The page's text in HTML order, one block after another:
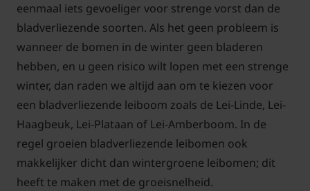
eenmaal iets gevoeliger voor strenge vorst dan de
bladverliezende soorten. Als het geen probleem is
wanneer de bomen in de winter geen bladeren
hebben, en u geen risico wilt lopen met een strenge
winter, dan raden we altijd aan om te kiezen voor
een bladverliezende leiboom zoals de Lei-Linde, Lei-
Haagbeuk, Lei-Plataan of Lei-Amberboom. In de
regel groeien bladverliezende leibomen ook
makkelijker dicht dan wintergroene leibomen; dit
heeft te maken met de groeisnelheid.